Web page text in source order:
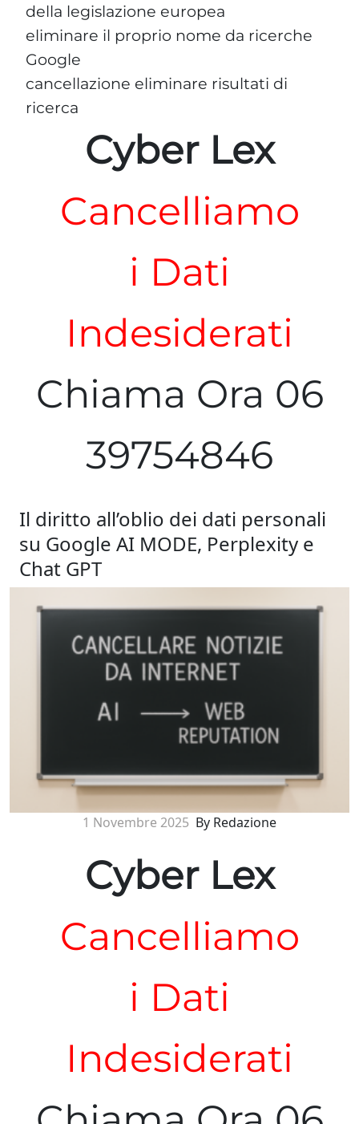
della legislazione europea
eliminare il proprio nome da ricerche
Google
cancellazione eliminare risultati di
ricerca
Cyber Lex
Cancelliamo
i Dati
Indesiderati
Chiama Ora 06
39754846
Il diritto all’oblio dei dati personali
su Google AI MODE, Perplexity e
Chat GPT
1 Novembre 2025 By Redazione
Cyber Lex
Cancelliamo
i Dati
Indesiderati